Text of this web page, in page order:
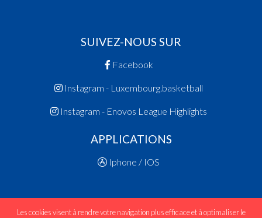
SUIVEZ-NOUS SUR
Facebook
Instagram - Luxembourg.basketball
Instagram - Enovos League Highlights
APPLICATIONS
Iphone / IOS
Les cookies visent à rendre votre navigation plus efficace et à optimaliser le